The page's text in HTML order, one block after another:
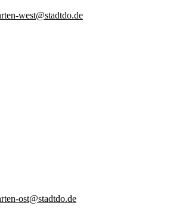
west@stadtdo.de
ost@stadtdo.de